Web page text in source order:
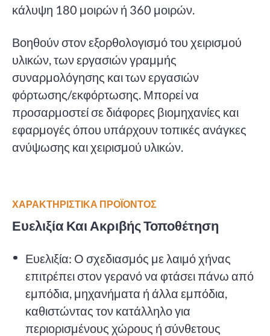
κάλυψη 180 μοιρών ή 360 μοιρών.
Βοηθούν στον εξορθολογισμό του χειρισμού
υλικών, των εργασιών γραμμής
συναρμολόγησης και των εργασιών
φόρτωσης/εκφόρτωσης. Μπορεί να
προσαρμοστεί σε διάφορες βιομηχανίες και
εφαρμογές όπου υπάρχουν τοπικές ανάγκες
ανύψωσης και χειρισμού υλικών.
ΧΑΡΑΚΤΗΡΙΣΤΙΚΑ ΠΡΟΪΟΝΤΟΣ
Ευελιξία Και Ακριβής Τοποθέτηση
Ευελιξία: Ο σχεδιασμός με λαιμό χήνας
επιτρέπει στον γερανό να φτάσει πάνω από
εμπόδια, μηχανήματα ή άλλα εμπόδια,
καθιστώντας τον κατάλληλο για
περιορισμένους χώρους ή σύνθετους